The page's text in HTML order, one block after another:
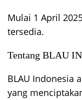
Mulai 1 April
tersedia.
Tentang BLAU
BLAU Indonesia
yang